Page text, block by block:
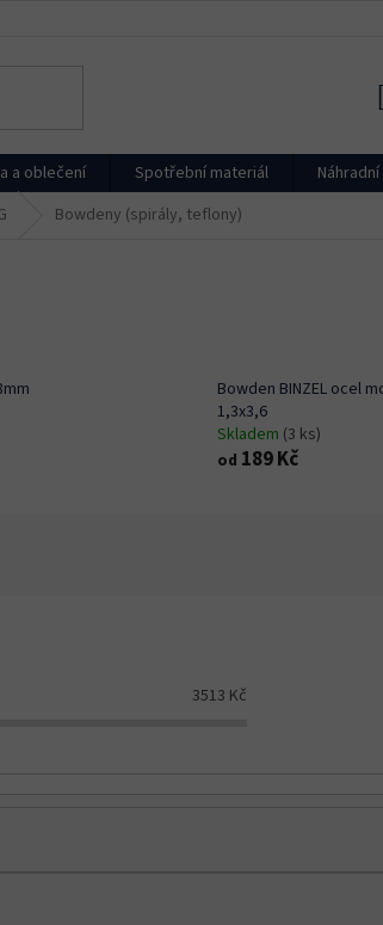
a oblečení Spotřební materiál
Bowdeny (spirály, teflony)
Bowden BINZEL ocel
1,3x3,6
Skladem (3 ks)
od 189 Kč
3513 Kč